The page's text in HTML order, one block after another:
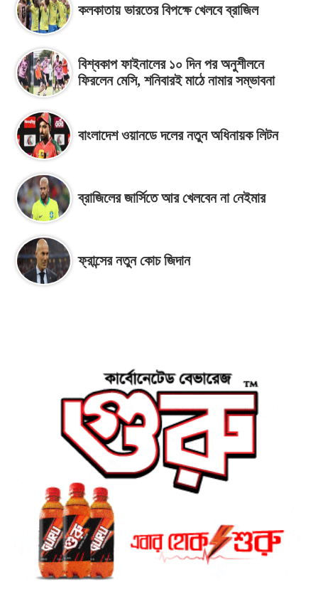
কলকাতায় ভারতের বিপক্ষে খেলবে ব্রাজিল
বিশ্বকাপ ফাইনালের ১০ দিন পর অনুশীলনে
ফিরলেন মেসি, শনিবারই মাঠে নামার সম্ভাবনা
বাংলাদেশ ওয়ানডে দলের নতুন অধিনায়ক লিটন
ব্রাজিলের জার্সিতে আর খেলবেন না নেইমার
ফ্রান্সের নতুন কোচ জিদান